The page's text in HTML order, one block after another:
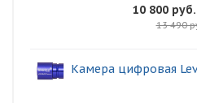
10 800 руб.
13 490
Камера цифровая